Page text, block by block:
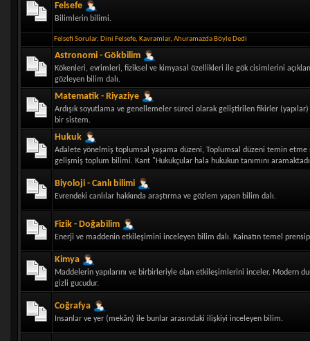
Felsefe
Bilimlerin bilimi.
Felsefi Sorular, Dini Felsefe, Kavramlar, Ahuramazda Böyle Dedi
Astronomi - Gökbilim
Kökenleri, evrimleri, fiziksel ve kimyasal özellikleri ile gök cisimlerini
gözleyen bilim dalı.
Matematik - Riyaziye
Ardışık soyutlama ve genellemeler süreci olarak geliştirilen fikirler (yapılar)
bir sistem.
Hukuk
Adalete yönelmiş toplumsal yaşama düzeni, Toplumsal düzeni temin etme
gelişmiş toplum bilimi. Kant "Hukukçular hala hukukun tanımını
Biyoloji - Canlı bilimi
Evrendeki canlılar hakkında araştırma ve gözlem yapan bilim dalı.
Fizik - Doğabilim
Enerji ve maddenin etkileşimini inceleyen bilim dalı. Kainatın temel
Kimya
Maddelerin yapılarını ve birbirleriyle olan etkileşimlerini inceler. Modern
gizli gucudur.
Coğrafya
Insanlar ve yer (mekân) ile bunlar arasındaki ilişkiyi inceleyen bilim.